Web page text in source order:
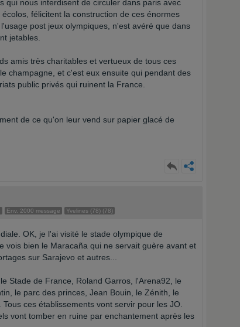
qui nous interdisent de circuler dans paris avec
félicitent la construction de ces énormes
post jeux olympiques, n'est avéré que dans
jetables.
amis très charitables et vertueux de tous ces
champagne, et c'est eux ensuite qui pendant des
public privés qui ruinent la France.
de ce qu'on leur vend sur papier glacé de
Env. 2000 message Yvelines (78) (78)
OK, je l'ai visité le stade olympique de
vois bien le Maracaña qui ne servait guère avant et
sur Sarajevo et autres...
Stade de France, Roland Garros, l'Arena92, le
le parc des princes, Jean Bouin, le Zénith, le
ces établissements vont servir pour les JO.
vont tomber en ruine par enchantement après les